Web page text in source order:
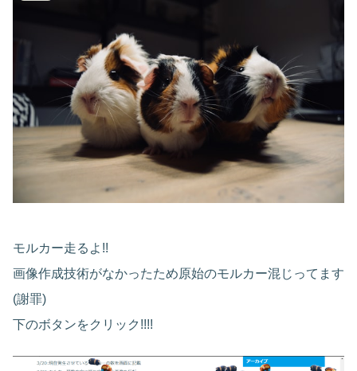
モルカー走るよ!!
画像作成技術がなかったため原始のモルカー混じってます
(謝罪)
下のボタンをクリック!!!!